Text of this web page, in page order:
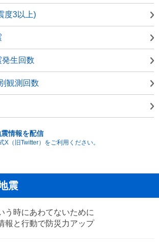
度3以上)
生回数
観測回数
情報を配信
X（旧Twitter）をご利用ください。
震
う時にあわてないために
報と行動で防災力アップ